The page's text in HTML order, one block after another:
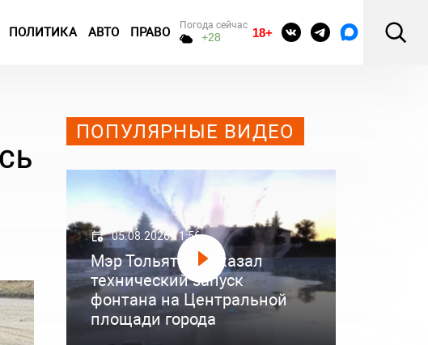
ПОЛИТИКА АВТО ПРАВО Погода сейчас
+28 18+
ПОПУЛЯРНЫЕ ВИДЕО
05.08.2026 11:56
Мэр Тольятти показал
технический запуск
фонтана на Центральной
площади города